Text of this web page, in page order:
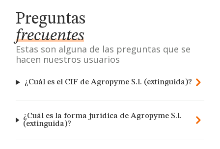
Preguntas
frecuentes
Estas son alguna de las preguntas que se
hacen nuestros usuarios
¿Cuál es el CIF de Agropyme S.l. (extinguida)?
¿Cuál es la forma jurídica de Agropyme S.l.
(extinguida)?